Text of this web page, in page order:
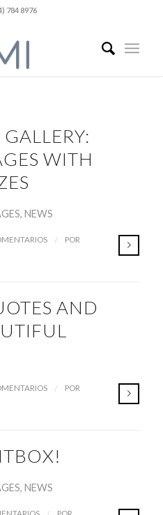
784 8976
WITH
, NEWS
/ POR
AND
/ POR
, NEWS